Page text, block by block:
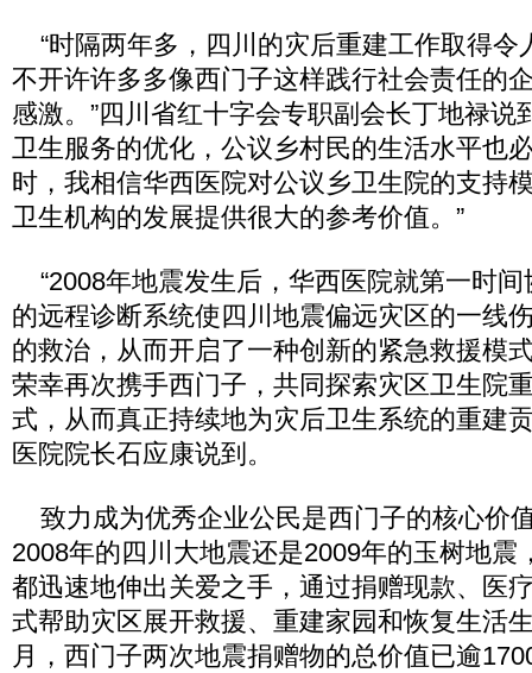
“时隔两年多，四川的灾后重建工作取得令
不开许许多多像西门子这样践行社会责任的
感激。”四川省红十字会专职副会长丁地禄说
卫生服务的优化，公议乡村民的生活水平也
时，我相信华西医院对公议乡卫生院的支持
卫生机构的发展提供很大的参考价值。”
“2008年地震发生后，华西医院就第一时
的远程诊断系统使四川地震偏远灾区的一线
的救治，从而开启了一种创新的紧急救援模
荣幸再次携手西门子，共同探索灾区卫生院
式，从而真正持续地为灾后卫生系统的重建
医院院长石应康说到。
致力成为优秀企业公民是西门子的核心价
2008年的四川大地震还是2009年的玉树地震
都迅速地伸出关爱之手，通过捐赠现款、医
式帮助灾区展开救援、重建家园和恢复生活
月，西门子两次地震捐赠物的总价值已逾